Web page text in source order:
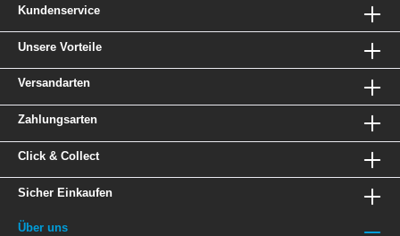
Kundenservice
Unsere Vorteile
Versandarten
Zahlungsarten
Click & Collect
Sicher Einkaufen
Über uns